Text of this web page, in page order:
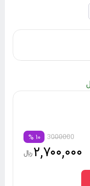
3000000 ۱۰ %
۲,۷۰۰,۰۰۰ريال